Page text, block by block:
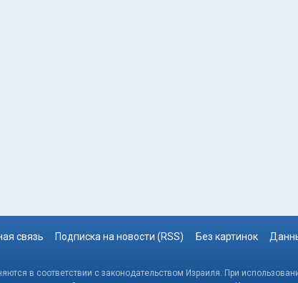
связь Подписка на новости (RSS) Без картинок
в соответствии с законодательством Израиля. При